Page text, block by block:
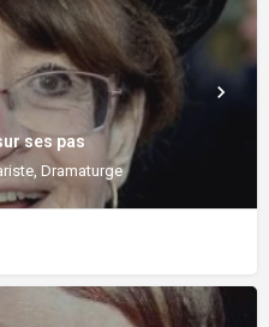
ses pas
Dramaturge